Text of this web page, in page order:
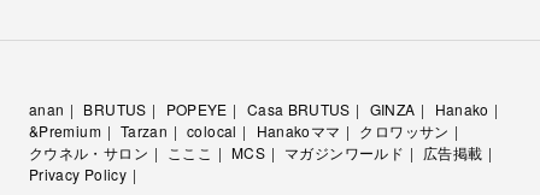
anan BRUTUS POPEYE Casa BRUTUS GINZA
Hanako
&Premium
Tarzan colocal Hanakoママ
クロワッサン
クウネル・サロン
こここ MCS マガジンワールド
広告掲載
Privacy Policy